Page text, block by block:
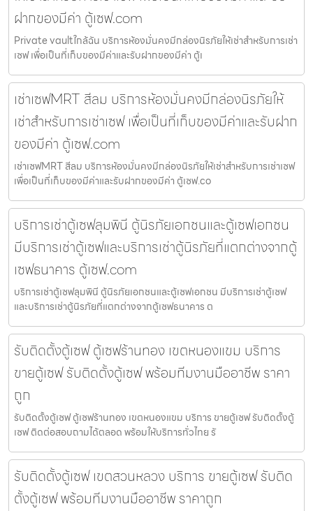
ฝากของมีค่า ตู้เซฟ.com
Private vaultใกล้ฉัน บริการห้องมั่นคงมีกล่องนิรภัยให้เช่าสำหรับการเช่า
เซฟ เพื่อเป็นที่เก็บของมีค่าและรับฝากของมีค่า ตู้เ
เช่าเซฟMRT สีลม บริการห้องมั่นคงมีกล่องนิรภัยให้
เช่าสำหรับการเช่าเซฟ เพื่อเป็นที่เก็บของมีค่าและรับฝาก
ของมีค่า ตู้เซฟ.com
เช่าเซฟMRT สีลม บริการห้องมั่นคงมีกล่องนิรภัยให้เช่าสำหรับการเช่าเซฟ
เพื่อเป็นที่เก็บของมีค่าและรับฝากของมีค่า ตู้เซฟ.co
บริการเช่าตู้เซฟลุมพินี ตู้นิรภัยเอกชนและตู้เซฟเอกชน
มีบริการเช่าตู้เซฟและบริการเช่าตู้นิรภัยที่แตกต่างจากตู้
เซฟธนาคาร ตู้เซฟ.com
บริการเช่าตู้เซฟลุมพินี ตู้นิรภัยเอกชนและตู้เซฟเอกชน มีบริการเช่าตู้เซฟ
และบริการเช่าตู้นิรภัยที่แตกต่างจากตู้เซฟธนาคาร ต
รับติดตั้งตู้เซฟ ตู้เซฟร้านทอง เขตหนองแขม บริการ
ขายตู้เซฟ รับติดตั้งตู้เซฟ พร้อมทีมงานมืออาชีพ ราคา
ถูก
รับติดตั้งตู้เซฟ ตู้เซฟร้านทอง เขตหนองแขม บริการ ขายตู้เซฟ รับติดตั้งตู้
เซฟ ติดต่อสอบถามได้ตลอด พร้อมให้บริการทั่วไทย รั
รับติดตั้งตู้เซฟ เขตสวนหลวง บริการ ขายตู้เซฟ รับติด
ตั้งตู้เซฟ พร้อมทีมงานมืออาชีพ ราคาถูก